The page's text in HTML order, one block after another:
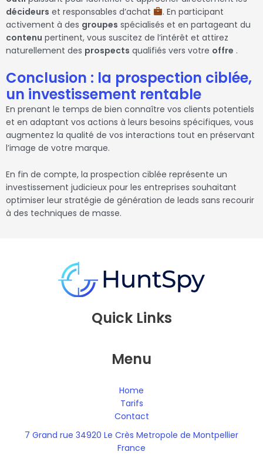
décideurs et responsables d’achat
. En participant
activement à des groupes spécialisés et en partageant du
contenu pertinent, vous suscitez de l’intérêt et attirez
naturellement des prospects qualifiés vers votre offre .
Conclusion : la prospection ciblée,
un investissement rentable
En prenant le temps de bien connaître vos clients potentiels
et en adaptant vos actions à leurs besoins spécifiques, vous
augmentez la qualité de vos interactions tout en préservant
l’image de votre marque.
En fin de compte, la prospection ciblée représente un
investissement judicieux pour les entreprises souhaitant
optimiser leur stratégie de génération de leads sans recourir
à des techniques de masse.
Quick Links
Menu
Home
Tarifs
Contact
7 Grand rue 34920 Le Crès Metropole de Montpellier
France